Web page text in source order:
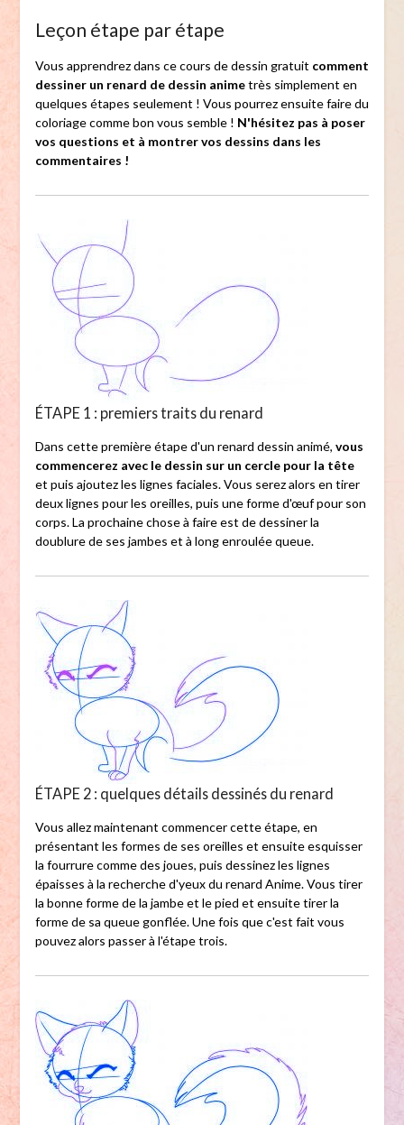
Leçon étape par étape
Vous apprendrez dans ce cours de dessin gratuit comment
dessiner un renard de dessin animetrès simplement en
quelques étapes seulement ! Vous pourrez ensuite faire du
coloriage comme bon vous semble ! N'hésitez pas à poser
vos questions et à montrer vos dessins dans les
commentaires !
ÉTAPE 1 : premiers traits du renard
Dans cette première étape d'un renard dessin animé, vous
commencerez avec le dessin sur un cercle pour la tête
et puis ajoutez les lignes faciales. Vous serez alors en tirer
deux lignes pour les oreilles, puis une forme d'œuf pour son
corps. La prochaine chose à faire est de dessiner la
doublure de ses jambes et à long enroulée queue.
ÉTAPE 2 : quelques détails dessinés du renard
Vous allez maintenant commencer cette étape, en
présentant les formes de ses oreilles et ensuite esquisser
la fourrure comme des joues, puis dessinez les lignes
épaisses à la recherche d'yeux du renard Anime. Vous tirer
la bonne forme de la jambe et le pied et ensuite tirer la
forme de sa queue gonflée. Une fois que c'est fait vous
pouvez alors passer à l'étape trois.